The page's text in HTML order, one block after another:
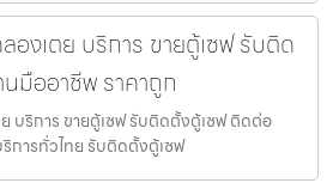
องเตย บริการ ขายตู้เซฟ รับติด
มืออาชีพ ราคาถูก
บริการ ขายตู้เซฟ รับติดตั้งตู้เซฟ ติดต่อ
การทั่วไทย รับติดตั้งตู้เซฟ